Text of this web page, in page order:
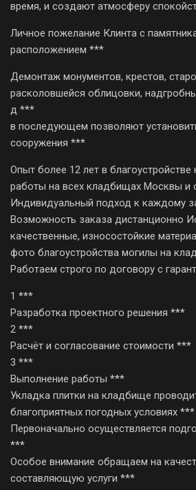
время, и создают атмосферу
Личное пожелание Клинта с
расположением ***
Демонтаж монументов, крестов,
расколовшейся облицовки,
д ***
в последующем позволяют
сооружения ***
Опыт более 12 лет в
работы на всех кладбищах Москвы и
Индивидуальный подход к каждому
Возможность заказа дистанционно
качественные, износостойкие
фото благоустройства могилы на
Работаем строго по договору с
1 ***
Разработка проектного решения ***
2 ***
Расчёт и согласование стоимости ***
3 ***
Выполнение работы ***
Укладка плитки на кладбище
благоприятных погодных условиях ***
Первоначально осуществляется
***
Особое внимание обращаем на
составляющую услуги ***